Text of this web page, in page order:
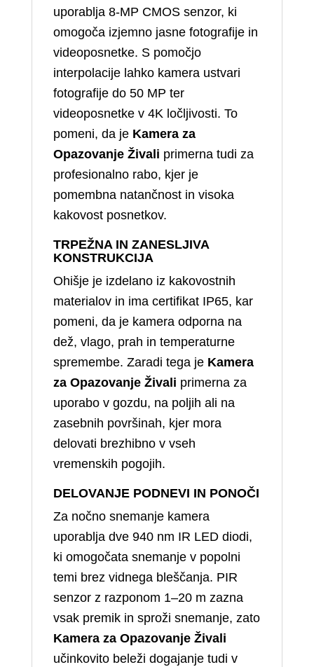
uporablja 8‑MP CMOS senzor, ki
omogoča izjemno jasne fotografije in
videoposnetke. S pomočjo
interpolacije lahko kamera ustvari
fotografije do 50 MP ter
videoposnetke v 4K ločljivosti. To
pomeni, da je Kamera za
Opazovanje Živali primerna tudi za
profesionalno rabo, kjer je
pomembna natančnost in visoka
kakovost posnetkov.
TRPEŽNA IN ZANESLJIVA
KONSTRUKCIJA
Ohišje je izdelano iz kakovostnih
materialov in ima certifikat IP65, kar
pomeni, da je kamera odporna na
dež, vlago, prah in temperaturne
spremembe. Zaradi tega je Kamera
za Opazovanje Živali primerna za
uporabo v gozdu, na poljih ali na
zasebnih površinah, kjer mora
delovati brezhibno v vseh
vremenskih pogojih.
DELOVANJE PODNEVI IN PONOČI
Za nočno snemanje kamera
uporablja dve 940 nm IR LED diodi,
ki omogočata snemanje v popolni
temi brez vidnega bleščanja. PIR
senzor z razponom 1–20 m zazna
vsak premik in sproži snemanje, zato
Kamera za Opazovanje Živali
učinkovito beleži dogajanje tudi v